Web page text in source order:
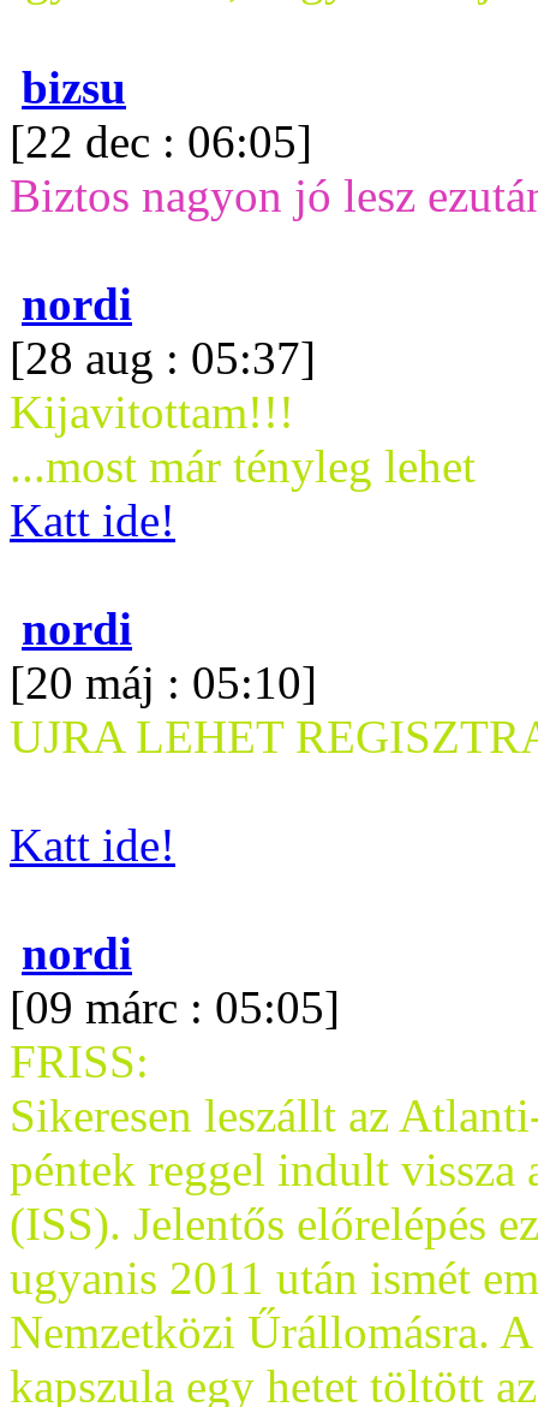
bizsu
[22 dec : 06:05]
Biztos nagyon jó lesz
nordi
[28 aug : 05:37]
Kijavitottam!!!
...most már tényleg lehet
Katt ide!
nordi
[20 máj : 05:10]
UJRA LEHET
Katt ide!
nordi
[09 márc : 05:05]
FRISS:
Sikeresen leszállt az
péntek reggel indult
(ISS). Jelentős előrelépés
ugyanis 2011 után ismét
Nemzetközi Űrállomásra.
kapszula egy hetet töltött